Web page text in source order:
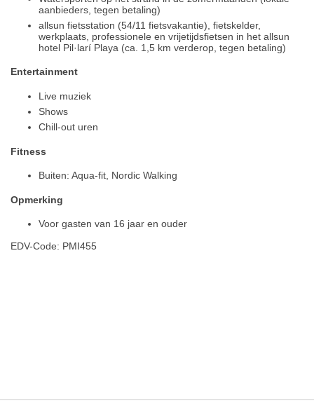
aanbieders, tegen betaling)
allsun fietsstation (54/11 fietsvakantie), fietskelder,
werkplaats, professionele en vrijetijdsfietsen in het allsun
hotel Pil·larí Playa (ca. 1,5 km verderop, tegen betaling)
Entertainment
Live muziek
Shows
Chill-out uren
Fitness
Buiten: Aqua-fit, Nordic Walking
Opmerking
Voor gasten van 16 jaar en ouder
EDV-Code: PMI455